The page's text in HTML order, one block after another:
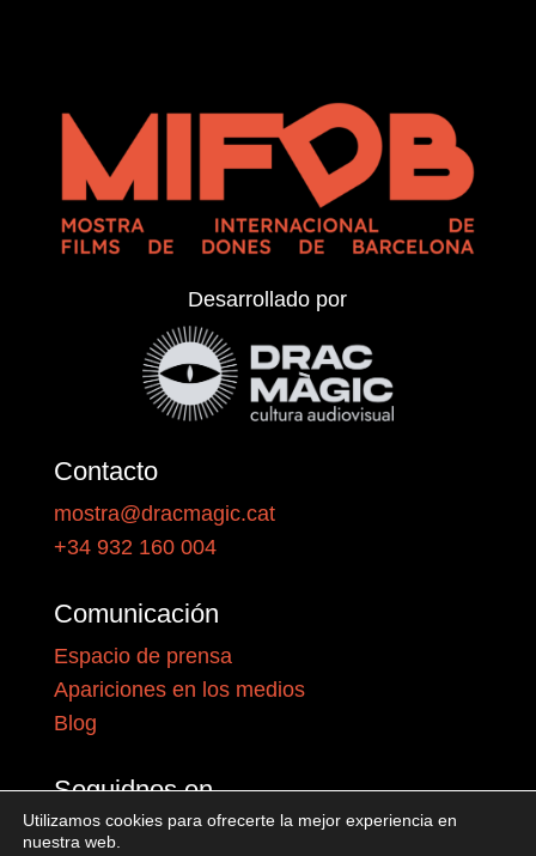
Desarrollado por
Contacto
mostra@dracmagic.cat
+34 932 160 004
Comunicación
Espacio de prensa
Apariciones en los medios
Blog
Seguidnos en
Utilizamos cookies para ofrecerte la mejor experiencia en
nuestra web.